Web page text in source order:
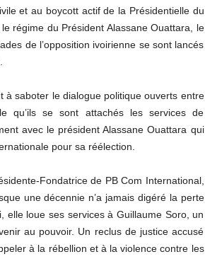
et au boycott actif de la Présidentielle du
régime du Président Alassane Ouattara, le
de l’opposition ivoirienne se sont lancés
à saboter le dialogue politique ouverts entre
qu’ils se sont attachés les services de
avec le président Alassane Ouattara qui
pour sa réélection.
Fondatrice de PB Com International,
une décennie n’a jamais digéré la perte
elle loue ses services à Guillaume Soro, un
au pouvoir. Un reclus de justice accusé
à la rébellion et à la violence contre les